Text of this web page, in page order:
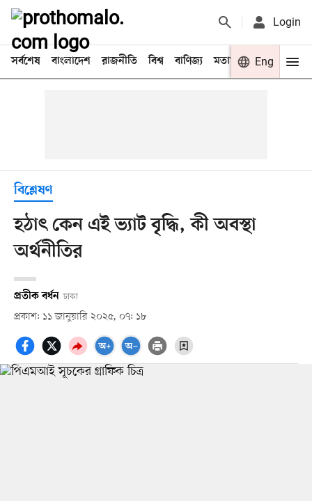
Login
সর্বশেষ বাংলাদেশ রাজনীতি বিশ্ব বাণিজ্য মতামত খেলা
Eng
বিশ্লেষণ
হঠাৎ কেন এই ভ্যাট বৃদ্ধি, কী অবস্থা
অর্থনীতির
প্রতীক বর্ধন ঢাকা
প্রকাশ: ১১ জানুয়ারি ২০২৫, ০৭: ১৮